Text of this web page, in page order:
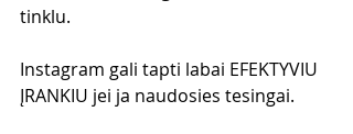
tinklu.
Instagram gali tapti labai EFEKTYVIU
ĮRANKIU jei ja naudosies tesingai.